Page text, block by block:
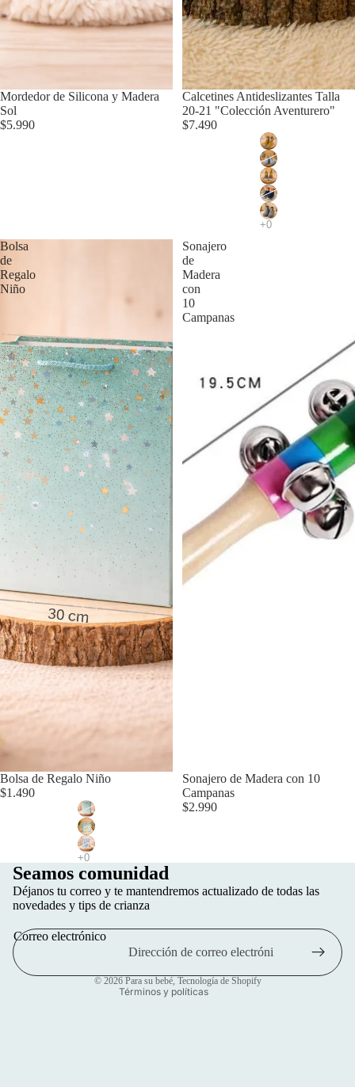
Mordedor de Silicona y Madera
Sol
$5.990
Calcetines Antideslizantes Talla
20-21 "Colección Aventurero"
$7.490
Bolsa
de
Regalo
Niño
Bolsa de Regalo Niño
$1.490
Sonajero
de
Madera
con
10
Campanas
Sonajero de Madera con 10
Campanas
$2.990
Seamos comunidad
Déjanos tu correo y te mantendremos actualizado de todas las
novedades y tips de crianza
Correo electrónico
© 2026 Para su bebé, Tecnología de Shopify
Términos y políticas
Política de privacidad
Política de reembolso
Términos del servicio